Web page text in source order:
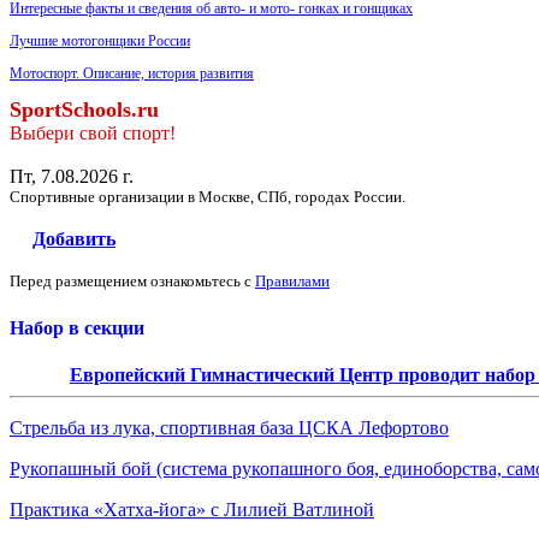
Интересные факты и сведения об авто- и мото- гонках и гонщиках
Лучшие мотогонщики России
Мотоспорт. Описание, история развития
SportSchools.ru
Выбери свой спорт!
Пт, 7.08.2026 г.
Спортивные организации в Москве, СПб, городах России.
Добавить
Перед размещением ознакомьтесь с Правилами
Набор в секции
Европейский Гимнастический Центр проводит набор
Стрельба из лука, спортивная база ЦСКА Лефортово
Рукопашный бой (система рукопашного боя, единоборства,
Практика «Хатха-йога» с Лилией Ватлиной